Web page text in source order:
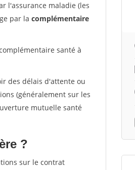
l'assurance maladie (les
par la complémentaire
santé à
des délais d'attente ou
(généralement sur les
mutuelle santé
?
sur le contrat